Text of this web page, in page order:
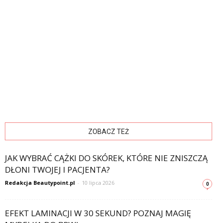
ZOBACZ TEŻ
JAK WYBRAĆ CĄŻKI DO SKÓREK, KTÓRE NIE ZNISZCZĄ
DŁONI TWOJEJ I PACJENTA?
Redakcja Beautypoint.pl - 10 lipca 2026 0
EFEKT LAMINACJI W 30 SEKUND? POZNAJ MAGIĘ